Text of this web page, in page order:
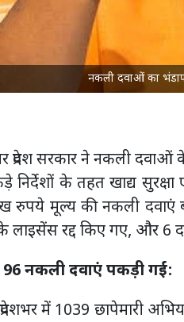
नकली दवाओं का
प्रदेश सरकार ने नकली दवाओं
के तहत खाद्य
रुपये मूल्य की नकली दवाएं
लाइसेंस रद्द किए गए, और 6
96 नकली दवाएं पकड़ी गईं:
में 1039 छापेमारी